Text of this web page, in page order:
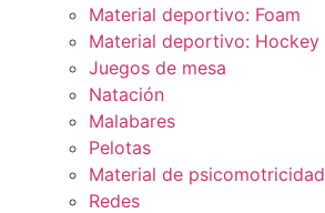
Material deportivo: Foam
Material deportivo: Hockey
Juegos de mesa
Natación
Malabares
Pelotas
Material de psicomotricidad
Redes